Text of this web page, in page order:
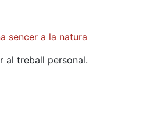
sencer a la natura
al treball personal.